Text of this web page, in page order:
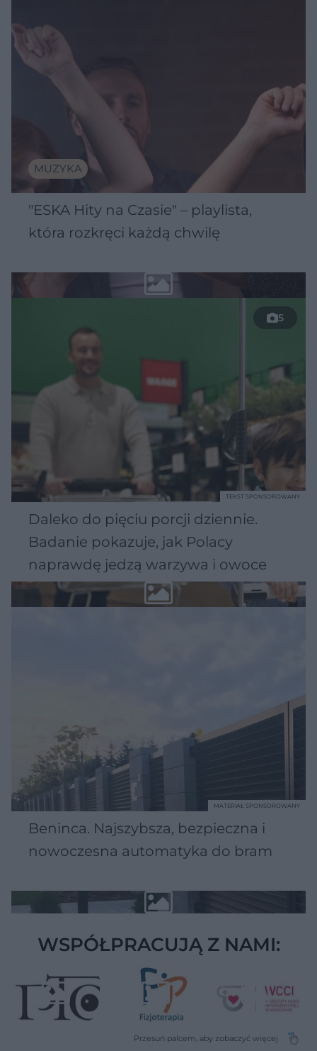
MUZYKA
"ESKA Hity na Czasie" – playlista,
która rozkręci każdą chwilę
5
Daleko do pięciu porcji dziennie.
Badanie pokazuje, jak Polacy
naprawdę jedzą warzywa i owoce
TEKST SPONSOROWANY
Beninca. Najszybsza, bezpieczna i
nowoczesna automatyka do bram
MATERIAŁ SPONSOROWANY
WSPÓŁPRACUJĄ Z NAMI: